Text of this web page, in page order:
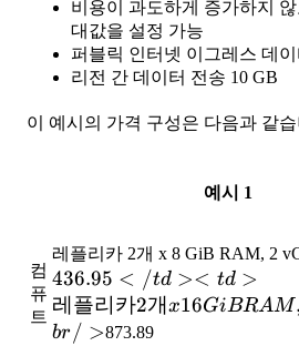
비용이 과도하게 증가하지
대값을 설정 가능
퍼블릭 인터넷 이그레스 데
리전 간 데이터 전송 10 GB
이 예시의 가격 구성은 다음과 같
예시 1
컴
퓨
트
레플리카 2개 x 8 GiB RAM, 2
436.95</td>
<td>레플리
카 2개 x 16
436.95 < /td >< td >
레플리카2개 x16GiBRAM,
br/ >873.89